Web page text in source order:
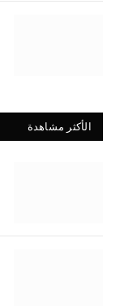
الأكثر مشاهدة